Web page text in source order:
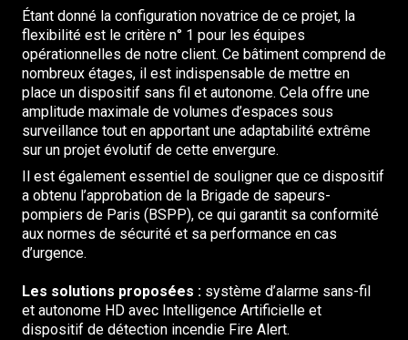
Étant donné la configuration novatrice de ce projet, la
flexibilité est le critère n° 1 pour les équipes
opérationnelles de notre client. Ce bâtiment comprend de
nombreux étages, il est indispensable de mettre en
place un dispositif sans fil et autonome. Cela offre une
amplitude maximale de volumes d’espaces sous
surveillance tout en apportant une adaptabilité extrême
sur un projet évolutif de cette envergure.
Il est également essentiel de souligner que ce dispositif
a obtenu l’approbation de la Brigade de sapeurs-
pompiers de Paris (BSPP), ce qui garantit sa conformité
aux normes de sécurité et sa performance en cas
d’urgence.
Les solutions proposées : système d’alarme sans-fil
et autonome HD avec Intelligence Artificielle et
dispositif de détection incendie Fire Alert.